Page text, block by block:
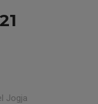
Jogja